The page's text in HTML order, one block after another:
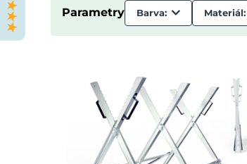
Parametry Barva: Materiál: